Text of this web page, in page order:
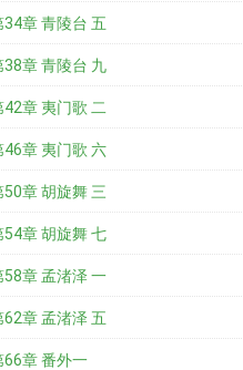
34章 青陵台 五
38章 青陵台 九
42章 夷门歌 二
46章 夷门歌 六
50章 胡旋舞 三
54章 胡旋舞 七
58章 孟渚泽 一
62章 孟渚泽 五
66章 番外一